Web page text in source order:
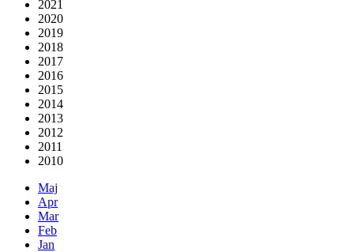
2021
2020
2019
2018
2017
2016
2015
2014
2013
2012
2011
2010
Maj
Apr
Mar
Feb
Jan